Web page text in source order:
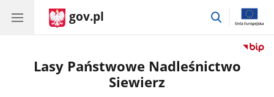
gov.pl
przejdź
Lasy Państwowe Nadleśnictwo
Siewierz